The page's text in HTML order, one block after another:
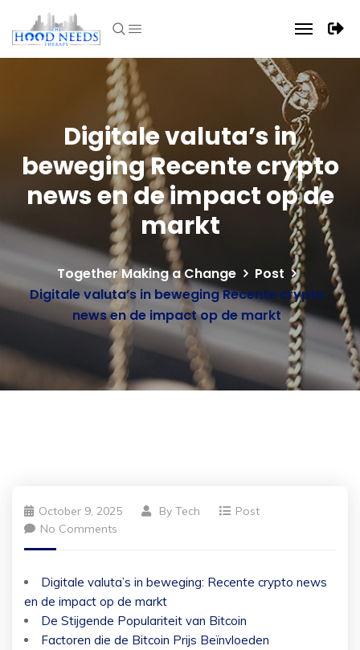
Digitale valuta’s in
beweging Recente crypto
news en de impact op de
markt
Together Making a Change
Post
Digitale valuta’s in beweging Recente crypto
news en de impact op de markt
October 9, 2025 By Tech
Post
No Comments
Digitale valuta’s in beweging: Recente crypto news
en de impact op de markt
De Stijgende Populariteit van Bitcoin
Factoren die de Bitcoin Prijs Beïnvloeden